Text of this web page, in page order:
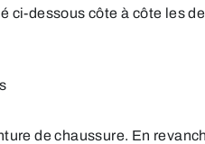
ci-dessous côte à côte les
de chaussure. En